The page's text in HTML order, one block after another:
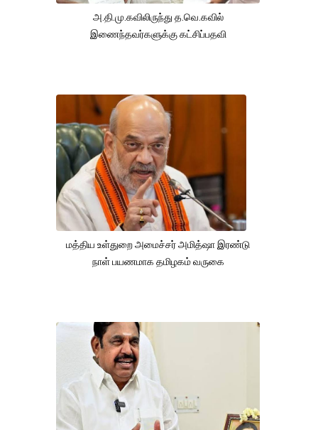
அ.தி.மு.கவிலிருந்து த.வெ.கவில்
இணைந்தவர்களுக்கு கட்சிப்பதவி
மத்திய உள்துறை அமைச்சர் அமித்ஷா இரண்டு
நாள் பயணமாக தமிழகம் வருகை